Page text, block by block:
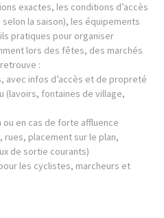
exactes, les conditions d’accès
la saison), les équipements
pratiques pour organiser
lors des fêtes, des marchés
:
avec infos d’accès et de propreté
(lavoirs, fontaines de village,
en cas de forte affluence
placement sur le plan,
de sortie courants)
les cyclistes, marcheurs et